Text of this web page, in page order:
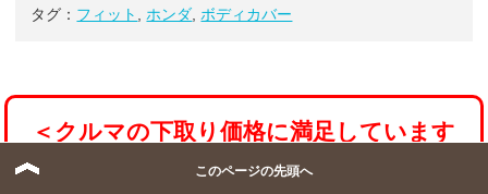
タグ： フィット ホンダ ボディカバー
＜クルマの下取り価格に満足しています
か？？＞
このページの先頭へ